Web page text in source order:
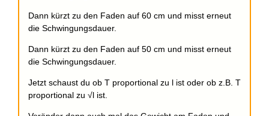
Dann kürzt zu den Faden auf 60 cm und misst erneut
die Schwingungsdauer.
Dann kürzt zu den Faden auf 50 cm und misst erneut
die Schwingungsdauer.
Jetzt schaust du ob T proportional zu l ist oder ob z.B. T
proportional zu √l ist.